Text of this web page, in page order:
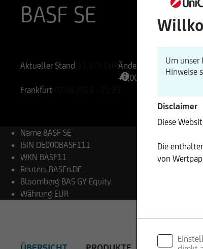
BASF SE
Aktueller Stand
Änderung
+1,00%
+0,52
Frankfurt
Name BASF SE
ISIN DE000BASF111
WKN BASF11
Reuters BASFn.DE
Bloomberg BAS GY Equity
Währung EUR
Um unser
Hinweise
Disclaimer
Diese
Die
von